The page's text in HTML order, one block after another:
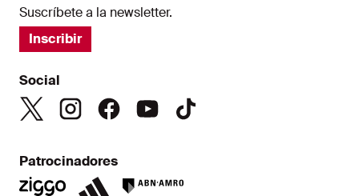
Suscríbete a la newsletter.
Inscribir
Social
Patrocinadores